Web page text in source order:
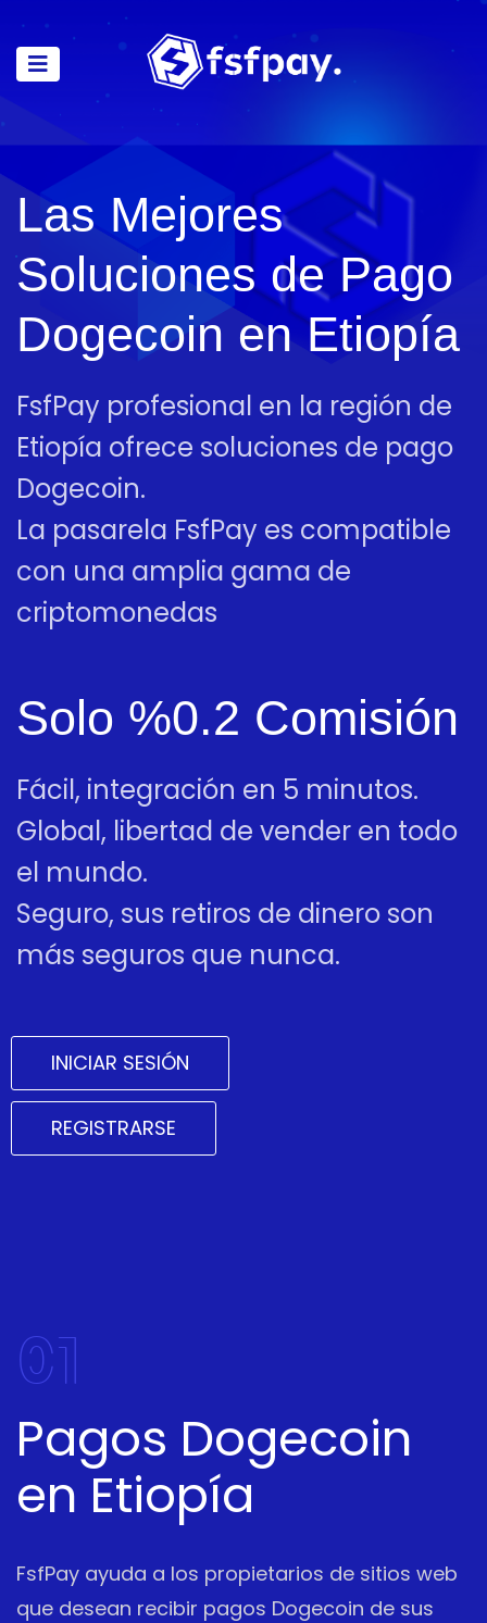
Las Mejores
Soluciones de Pago
Dogecoin en Etiopía
FsfPay profesional en la región de
Etiopía ofrece soluciones de pago
Dogecoin.
La pasarela FsfPay es compatible
con una amplia gama de
criptomonedas
Solo %0.2 Comisión
Fácil, integración en 5 minutos.
Global, libertad de vender en todo
el mundo.
Seguro, sus retiros de dinero son
más seguros que nunca.
INICIAR SESIÓN
REGISTRARSE
01
Pagos Dogecoin
en Etiopía
FsfPay ayuda a los propietarios de sitios web
que desean recibir pagos Dogecoin de sus